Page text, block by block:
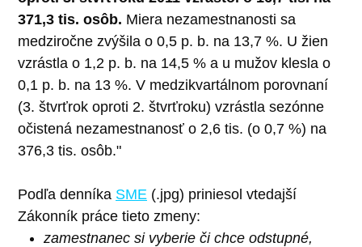
371,3 tis. osôb. Miera nezamestnanosti sa
medziročne zvýšila o 0,5 p. b. na 13,7 %. U žien
vzrástla o 1,2 p. b. na 14,5 % a u mužov klesla o
0,1 p. b. na 13 %. V medzikvartálnom porovnaní
(3. štvrťrok oproti 2. štvrťroku) vzrástla sezónne
očistená nezamestnanosť o 2,6 tis. (o 0,7 %) na
376,3 tis. osôb."
Podľa denníka SME (.jpg) priniesol vtedajší
Zákonník práce tieto zmeny:
zamestnanec si vyberie či chce odstupné,